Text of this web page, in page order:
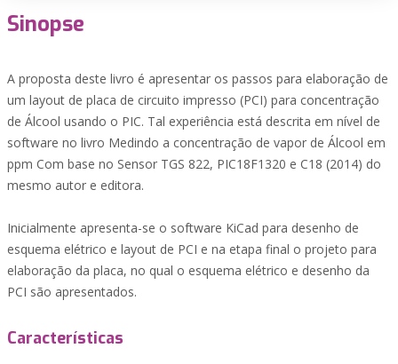
Sinopse
A proposta deste livro é apresentar os passos para elaboração de
um layout de placa de circuito impresso (PCI) para concentração
de Álcool usando o PIC. Tal experiência está descrita em nível de
software no livro Medindo a concentração de vapor de Álcool em
ppm Com base no Sensor TGS 822, PIC18F1320 e C18 (2014) do
mesmo autor e editora.
Inicialmente apresenta-se o software KiCad para desenho de
esquema elétrico e layout de PCI e na etapa final o projeto para
elaboração da placa, no qual o esquema elétrico e desenho da
PCI são apresentados.
Características